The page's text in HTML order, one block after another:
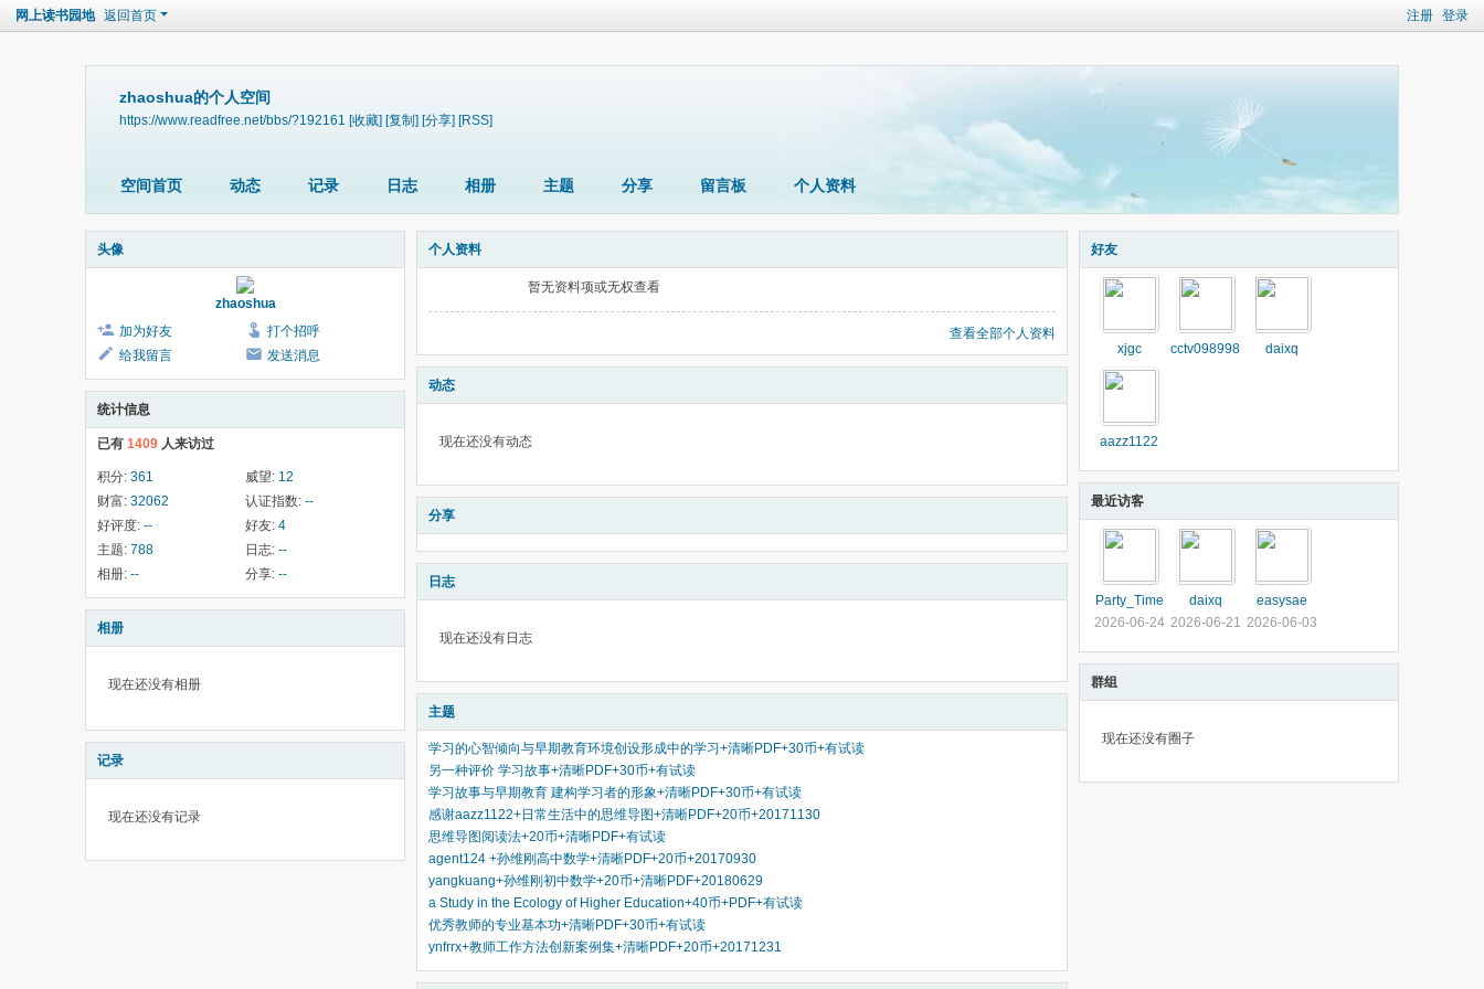
注册 登录
网上读书园地 返回首页
zhaoshua的个人空间
https://www.readfree.net/bbs/?192161 [收藏] [复制] [分享] [RSS]
空间首页 动态 记录 日志 相册 主题 分享 留言板 个人资料
头像
zhaoshua
加为好友
打个招呼
给我留言
发送消息
统计信息
已有 1409 人来访过
积分: 361 威望: 12
财富: 32062 认证指数: --
好评度: -- 好友: 4
主题: 788 日志: --
相册: -- 分享: --
相册
现在还没有相册
记录
现在还没有记录
个人资料
暂无资料项或无权查看
查看全部个人资料
动态
现在还没有动态
分享
日志
现在还没有日志
主题
学习的心智倾向与早期教育环境创设形成中的学习+清晰PDF+30币+有试读
另一种评价 学习故事+清晰PDF+30币+有试读
学习故事与早期教育 建构学习者的形象+清晰PDF+30币+有试读
感谢aazz1122+日常生活中的思维导图+清晰PDF+20币+20171130
思维导图阅读法+20币+清晰PDF+有试读
agent124 +孙维刚高中数学+清晰PDF+20币+20170930
yangkuang+孙维刚初中数学+20币+清晰PDF+20180629
a Study in the Ecology of Higher Education+40币+PDF+有试读
优秀教师的专业基本功+清晰PDF+30币+有试读
ynfrrx+教师工作方法创新案例集+清晰PDF+20币+20171231
好友
xjgc cctv098998 daixq
aazz1122
最近访客
Party_Time
2026-06-24
daixq
2026-06-21
easysae
2026-06-03
群组
现在还没有圈子